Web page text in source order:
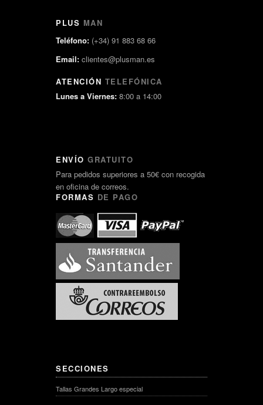
PLUS MAN
Teléfono: (+34) 91 883 68 66
Email: clientes@plusman.es
ATENCIÓN TELEFÓNICA
Lunes a Viernes: 8:00 a 14:00
ENVÍO GRATUITO
Para pedidos superiores a 50€ con recogida
en oficina de correos.
FORMAS DE PAGO
SECCIONES
Tallas Grandes Largo especial